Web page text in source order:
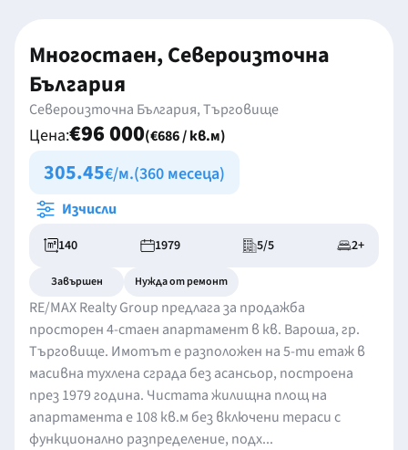
Многостаен, Североизточна
България
Североизточна България, Търговище
Цена:€96 000(€686 / кв.м)
305.45€/м.(360 месеца)
Изчисли
140 1979 5/5 2+
Завършен Нужда от ремонт
RE/MAX Realty Group предлага за продажба
просторен 4-стаен апартамент в кв. Вароша, гр.
Търговище. Имотът е разположен на 5-ти етаж в
масивна тухлена сграда без асансьор, построена
през 1979 година. Чистата жилищна площ на
апартамента е 108 кв.м без включени тераси с
функционално разпределение, подх...